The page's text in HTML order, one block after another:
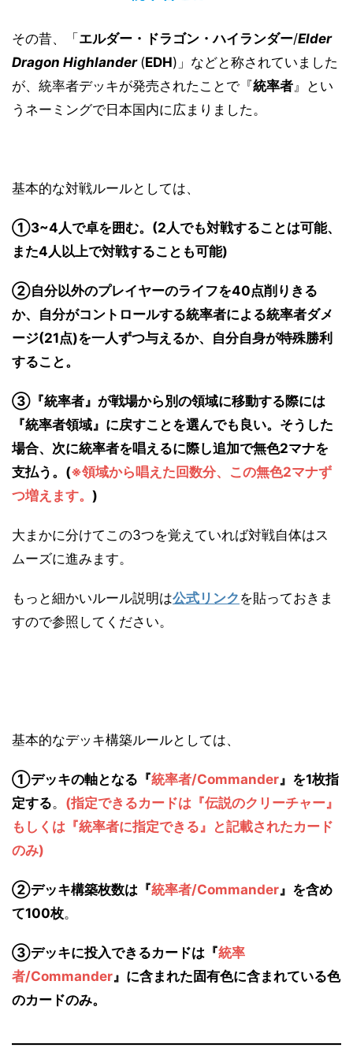
その昔、「 エルダー・ドラゴン・ハイランダー/Elder
Dragon Highlander (EDH)」などと称されていました
が、統率者デッキが発売されたことで『統率者』とい
うネーミングで日本国内に広まりました。
基本的な対戦ルールとしては、
①3~4人で卓を囲む。(2人でも対戦することは可能、
また4人以上で対戦することも可能)
②自分以外のプレイヤーのライフを40点削りきる
か、自分がコントロールする統率者による統率者ダメ
ージ(21点)を一人ずつ与えるか、自分自身が特殊勝利
すること。
③『統率者』が戦場から別の領域に移動する際には
『統率者領域』に戻すことを選んでも良い。そうした
場合、次に統率者を唱えるに際し追加で無色2マナを
支払う。(※領域から唱えた回数分、この無色2マナず
つ増えます。 )
大まかに分けてこの3つを覚えていれば対戦自体はス
ムーズに進みます。
もっと細かいルール説明は公式リンク を貼っておきま
すので参照してください。
基本的なデッキ構築ルールとしては、
①デッキの軸となる『統率者/Commander』を1枚指
定する。 (指定できるカードは『伝説のクリーチャー』
もしくは『統率者に指定できる』と記載されたカード
のみ)
②デッキ構築枚数は『統率者/Commander』を含め
て100枚。
③デッキに投入できるカードは『統率
者/Commander』に含まれた固有色に含まれている色
のカードのみ。